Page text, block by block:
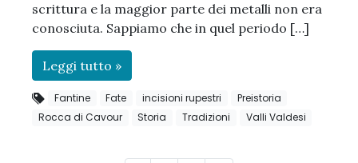
scrittura e la maggior parte dei metalli non era
conosciuta. Sappiamo che in quel periodo […]
Leggi tutto »
Fantine Fate incisioni rupestri
Preistoria
Rocca di Cavour
Storia Tradizioni Valli Valdesi